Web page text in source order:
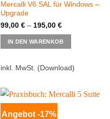
Mercalli V6 SAL für Windows –
Upgrade
99,00 €– 195,00 €
IN DEN WARENKOB
Die
inkl. MwSt. (Download)
Angebot -17%